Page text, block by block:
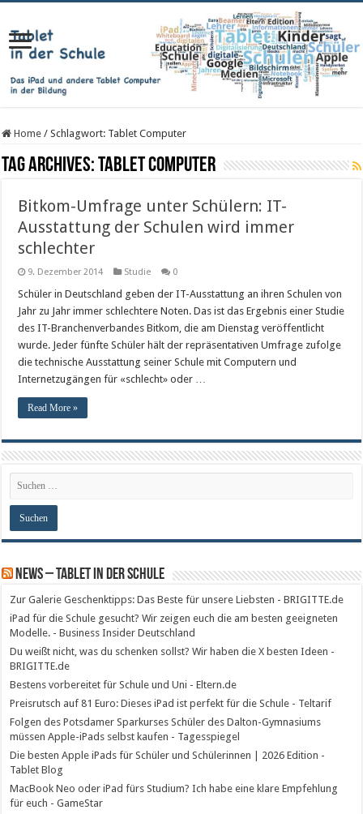
Home / Schlagwort: Tablet Computer
Tag Archives:Tablet Computer
Bitkom-Umfrage unter Schülern: IT-
Ausstattung der Schulen wird immer
schlechter
9. Dezember 2014 Studie 0
Schüler in Deutschland geben der IT-Ausstattung an ihren Schulen von
Jahr zu Jahr immer schlechtere Noten. Das ist das Ergebnis einer Studie
des IT-Branchenverbandes Bitkom, die am Dienstag veröffentlicht
wurde. Jeder fünfte Schüler hält der repräsentativen Umfrage zufolge
die technische Ausstattung seiner Schule mit Computern und
Internetzugängen für «schlecht» oder …
Read More »
News – Tablet in der Schule
Zur Galerie Geschenktipps: Das Beste für unsere Liebsten - BRIGITTE.de
iPad für die Schule gesucht? Wir zeigen euch die am besten geeigneten
Modelle. - Business Insider Deutschland
Du weißt nicht, was du schenken sollst? Wir haben die X besten Ideen -
BRIGITTE.de
Bestens vorbereitet für Schule und Uni - Eltern.de
Preisrutsch auf 81 Euro: Dieses iPad ist perfekt für die Schule - Teltarif
Folgen des Potsdamer Sparkurses Schüler des Dalton-Gymnasiums
müssen Apple-iPads selbst kaufen - Tagesspiegel
Die besten Apple iPads für Schüler und Schülerinnen | 2026 Edition -
Tablet Blog
MacBook Neo oder iPad fürs Studium? Ich habe eine klare Empfehlung
für euch - GameStar